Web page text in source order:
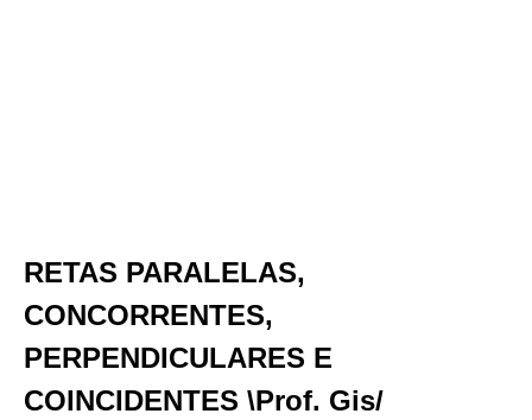
RETAS PARALELAS,
CONCORRENTES,
PERPENDICULARES E
COINCIDENTES \Prof. Gis/